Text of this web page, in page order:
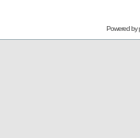
Powered by